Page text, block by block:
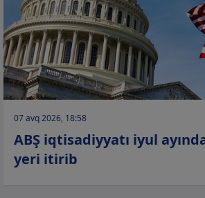
07 avq 2026, 18:58
ABŞ iqtisadiyyatı iyul
yeri itirib